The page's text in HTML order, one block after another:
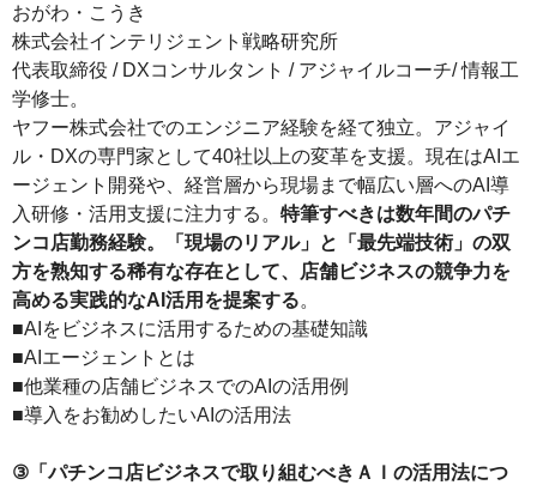
おがわ・こうき
株式会社インテリジェント戦略研究所
代表取締役 / DXコンサルタント / アジャイルコーチ/ 情報工
学修士。
ヤフー株式会社でのエンジニア経験を経て独立。アジャイ
ル・DXの専門家として40社以上の変革を支援。現在はAIエ
ージェント開発や、経営層から現場まで幅広い層へのAI導
入研修・活用支援に注力する。 特筆すべきは数年間のパチ
ンコ店勤務経験。「現場のリアル」と「最先端技術」の双
方を熟知する稀有な存在として、店舗ビジネスの競争力を
高める実践的なAI活用を提案する。
■AIをビジネスに活用するための基礎知識
■AIエージェントとは
■他業種の店舗ビジネスでのAIの活用例
■導入をお勧めしたいAIの活用法
③「パチンコ店ビジネスで取り組むべきＡＩの活用法につ